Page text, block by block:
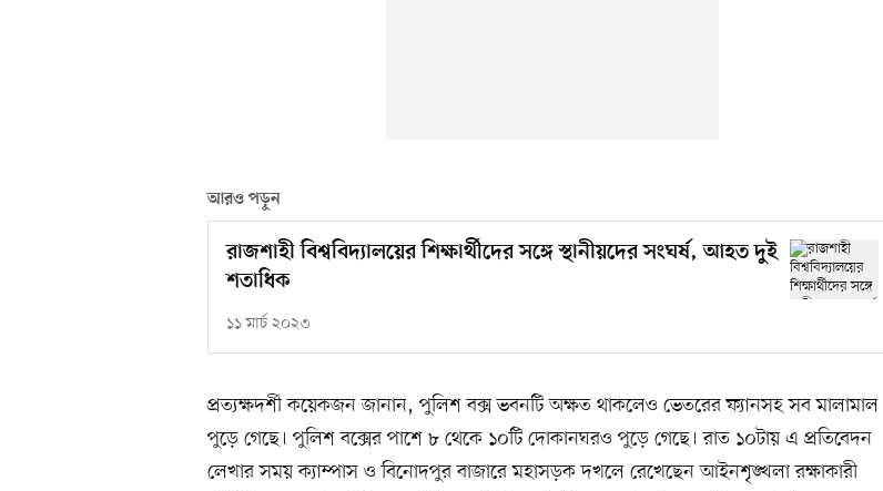
আরও পড়ুন
রাজশাহী বিশ্ববিদ্যালয়ের শিক্ষার্থীদের সঙ্গে স্থানীয়দের সংঘর্ষ, আহত দুই
শতাধিক
১১ মার্চ ২০২৩
প্রত্যক্ষদর্শী কয়েকজন জানান, পুলিশ বক্স ভবনটি অক্ষত থাকলেও ভেতরের ফ্যানসহ সব মালামাল
পুড়ে গেছে। পুলিশ বক্সের পাশে ৮ থেকে ১০টি দোকানঘরও পুড়ে গেছে। রাত ১০টায় এ প্রতিবেদন
লেখার সময় ক্যাম্পাস ও বিনোদপুর বাজারে মহাসড়ক দখলে রেখেছেন আইনশৃঙ্খলা রক্ষাকারী